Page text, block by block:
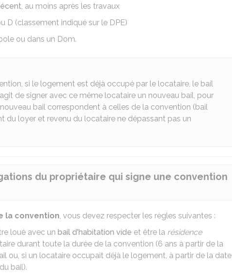
, au moins après les travaux
D (classement indiqué sur le DPE)
ou dans un Dom.
si le logement est déjà occupé par le locataire, le bail
de signer avec ce même locataire un nouveau bail, pour
bail correspondent à celles de la convention (bail
du loyer et revenu du locataire ne dépassant pas un
du propriétaire qui signe une convention
la convention, vous devez respecter les règles suivantes :
loué avec un bail d'habitation vide et être la résidence
durant toute la durée de la convention (6 ans à partir de la
ou, si un locataire occupait déjà le logement, à partir de la date
bail).